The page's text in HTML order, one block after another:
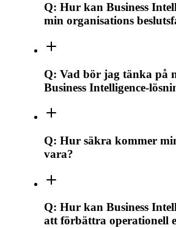
Q: Hur kan Business
min organisations
Q: Vad bör jag tänka på
Business Intelligence-
Q: Hur säkra kommer
vara?
Q: Hur kan Business
att förbättra operationell